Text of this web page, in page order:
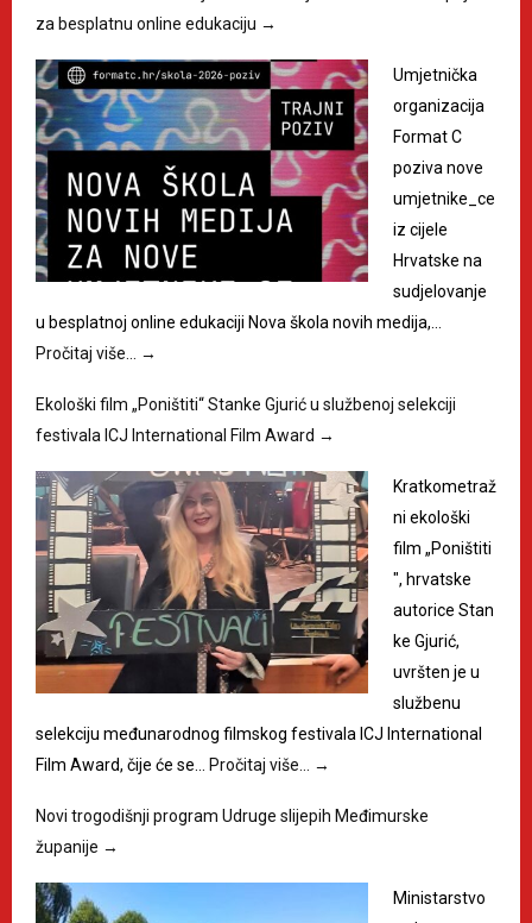
za besplatnu online edukaciju →
Umjetnička
organizacija
Format C
poziva nove
umjetnike_ce
iz cijele
Hrvatske na
sudjelovanje
u besplatnoj online edukaciji Nova škola novih medija,…
Pročitaj više…
→
Ekološki film „Poništiti“ Stanke Gjurić u službenoj selekciji
festivala ICJ International Film Award →
Kratkometraž
ni ekološki
film „Poništiti
", hrvatske
autorice Stan
ke Gjurić,
uvršten je u
službenu
selekciju međunarodnog filmskog festivala ICJ International
Film Award, čije će se…
Pročitaj više… →
Novi trogodišnji program Udruge slijepih Međimurske
županije →
Ministarstvo